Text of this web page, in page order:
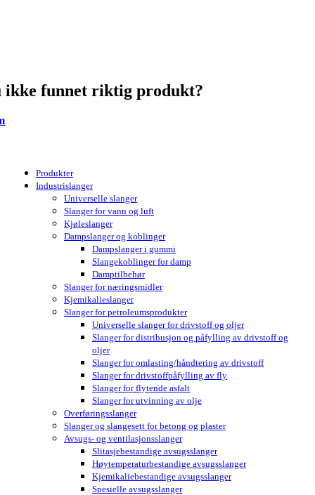
ikke funnet riktig produkt?
Produkter
Industrislanger
Universelle slanger
Slanger for vann og luft
Kjøleslanger
Dampslanger og koblinger
Dampslanger i gummi
Slangekoblinger for damp
Damptilbehør
Slanger for næringsmidler
Kjemikalieslanger
Slanger for petroleumsprodukter
Universelle slanger for drivstoff og oljer
Slanger for distribusjon og påfylling av drivstoff og
oljer
Slanger for omlasting/håndtering av drivstoff
Slanger for drivstoffpåfylling av fly
Slanger for flytende asfalt
Slanger for utvinning av olje
Overføringsslanger
Slanger og slangesett for betong og plaster
Avsugs- og ventilasjonsslanger
Slitasjebestandige avsugsslanger
Høytemperaturbestandige avsugsslanger
Kjemikaliebestandige avsugsslanger
Spesielle avsugsslanger